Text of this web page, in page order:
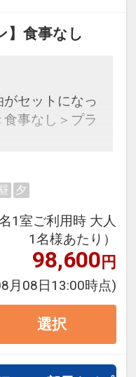
】食事なし
セットになっ
事なし＞プラ
ッケージだか
ろん周遊旅行
の宿泊や延
由自在です。
JAL（または
！フライトマイ
ーや現地交
追加（同時予
ございます。
夕
1室ご利用時 大人
1名様あたり）
98,600円
月08日13:00時点)
選択